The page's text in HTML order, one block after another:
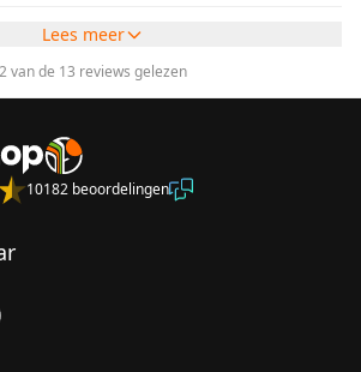
Lees meer
2 van de 13 reviews gelezen
10182 beoordelingen